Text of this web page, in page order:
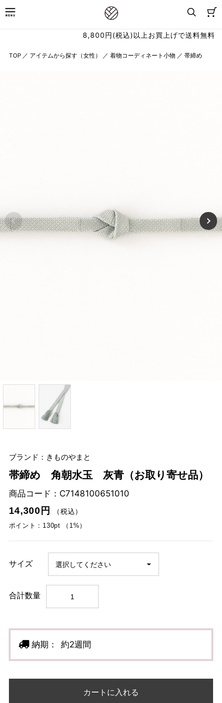
8,800円(税込)以上お買上げで送料無料
TOP ／ アイテムから探す（女性） ／ 着物コーディネート小物 ／ 帯締め
ブランド：きものやまと
帯締め 角朝水玉 灰青（お取り寄せ品）
商品コード： C7148100651010
14,300円
（税込）
ポイント：130pt （1%）
サイズ
合計数量
納期： 約2週間
カートに入れる